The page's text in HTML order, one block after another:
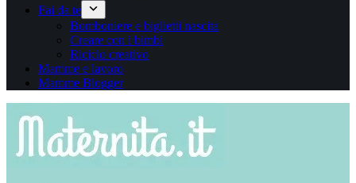
Fai da te
Bomboniere e biglietti nascita
Creare con i bimbi
Riciclo creativo
Mamme e lavoro
Mamme Blogger